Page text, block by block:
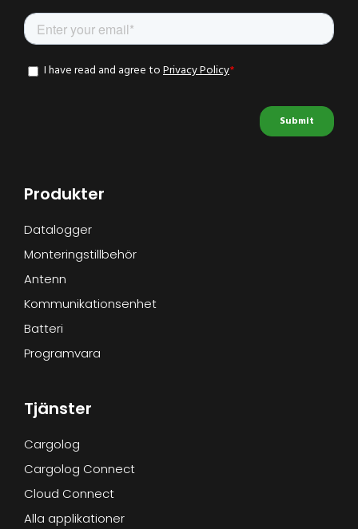
Produkter
Datalogger
Monteringstillbehör
Antenn
Kommunikationsenhet
Batteri
Programvara
Tjänster
Cargolog
Cargolog Connect
Cloud Connect
Alla applikationer